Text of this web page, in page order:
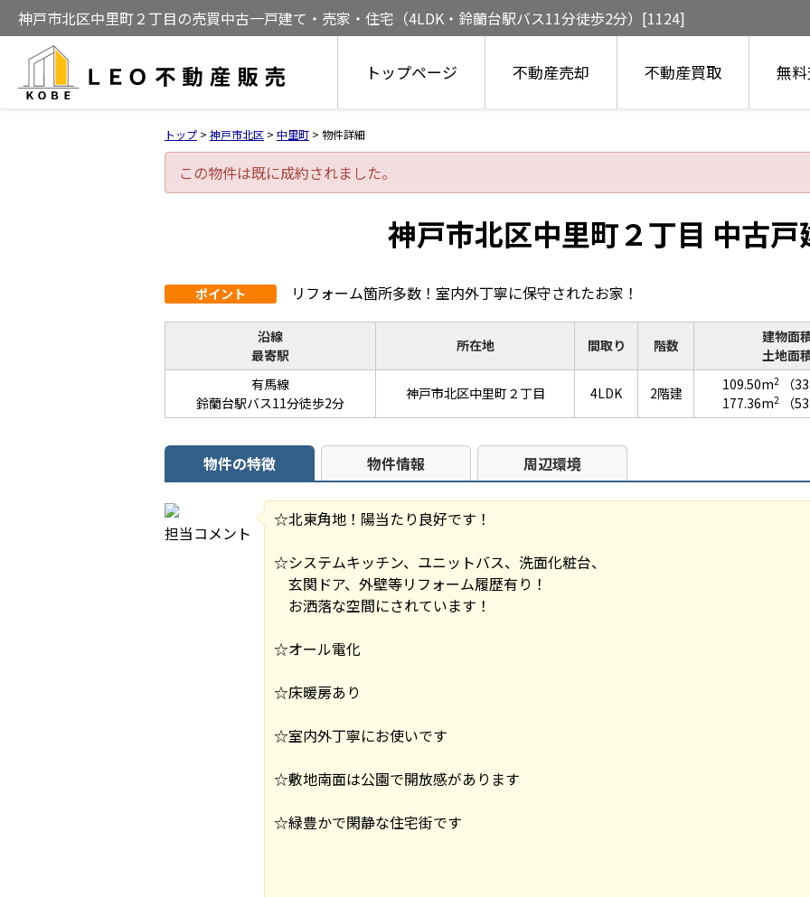
神戸市北区中里町２丁目の売買中古一戸建て・売家・住宅（4LDK・鈴蘭台駅バス11分徒歩2分）[1124]
トップページ 不動産売却 不動産買取 無
トップ > 神戸市北区 > 中里町 > 物件詳細
この物件は既に成約されました。
神戸市北区中里町２丁目 中古戸
ポイント リフォーム箇所多数！室内外丁寧に保守されたお家！
沿線
最寄駅
所在地 間取り 階数
建物面
土地面
有馬線
鈴蘭台駅バス11分徒歩2分
神戸市北区中里町２丁目 4LDK 2階建 109.50m2
（
177.36m2 （
物件の特徴 物件情報 周辺環境
担当コメント
☆北東角地！陽当たり良好です！
☆システムキッチン、ユニットバス、洗面化粧台、
玄関ドア、外壁等リフォーム履歴有り！
お洒落な空間にされています！
☆オール電化
☆床暖房あり
☆室内外丁寧にお使いです
☆敷地南面は公園で開放感があります
☆緑豊かで閑静な住宅街です